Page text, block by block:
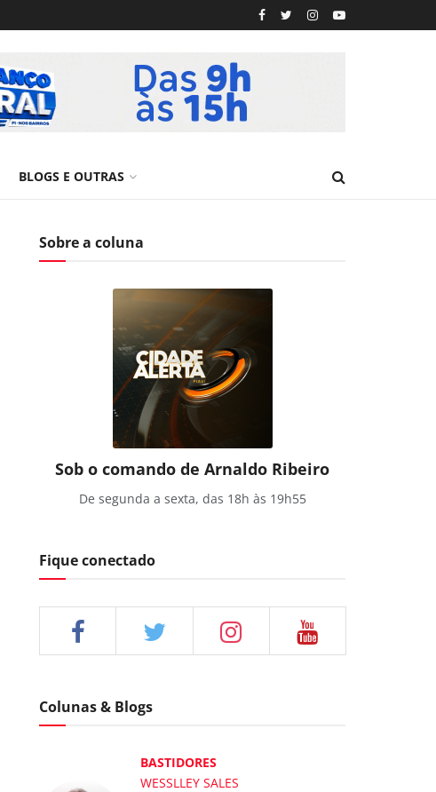
BLOGS E OUTRAS
Sobre a coluna
Sob o comando de Arnaldo Ribeiro
De segunda a sexta, das 18h às 19h55
Fique conectado
Colunas & Blogs
BASTIDORES
WESSLLEY SALES